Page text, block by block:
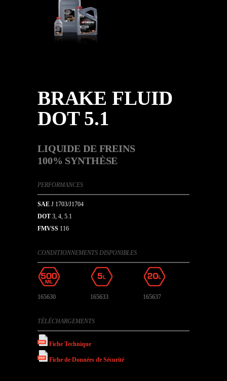
BRAKE FLUID
DOT 5.1
LIQUIDE DE FREINS
100% SYNTHÈSE
PERFORMANCES
SAE J 1703/J1704
DOT 3, 4, 5.1
FMVSS 116
CONDITIONNEMENTS DISPONIBLES
165630 165633 165637
TÉLÉCHARGEMENTS
Fiche Technique
Fiche de Données de Sécurité